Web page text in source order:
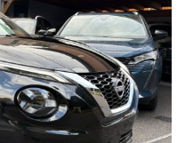
da più di 65 anni con la
Tutte le nostre vetture
certificato e sono
di essere messe in